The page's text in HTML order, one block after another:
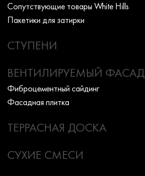
Сопутствующие товары White Hills
Пакетики для затирки
СТУПЕНИ
ВЕНТИЛИРУЕМЫЙ ФАСАД
Фиброцементный сайдинг
Фасадная плитка
ТЕРРАСНАЯ ДОСКА
СУХИЕ СМЕСИ